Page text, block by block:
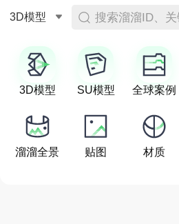
3D模型 搜索溜溜ID、关
3D模型 SU模型 全球案例
溜溜全景 贴图 材质